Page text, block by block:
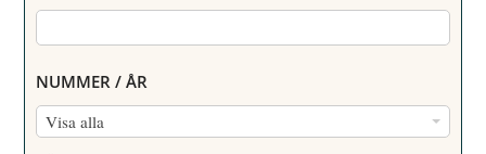
NUMMER / ÅR
Visa alla
N